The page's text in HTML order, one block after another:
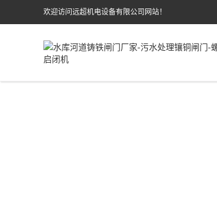
欢迎访问远超机电设备有限公司网站！